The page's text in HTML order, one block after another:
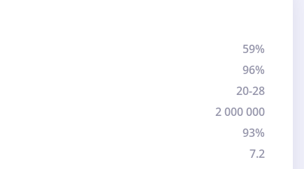
59%
96%
20-28
2 000 000
93%
7.2